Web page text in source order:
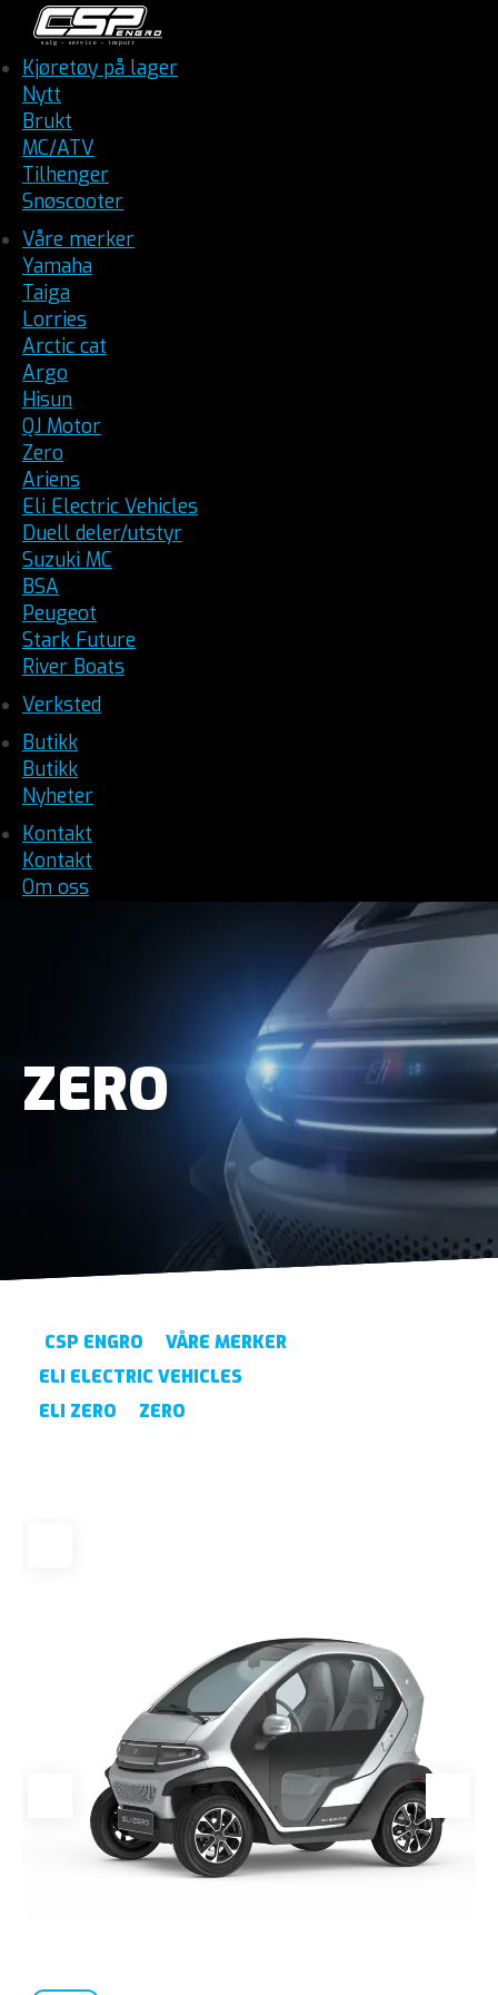
Kjøretøy på lager
Nytt
Brukt
MC/ATV
Tilhenger
Snøscooter
Våre merker
Yamaha
Taiga
Lorries
Arctic cat
Argo
Hisun
QJ Motor
Zero
Ariens
Eli Electric Vehicles
Duell deler/utstyr
Suzuki MC
BSA
Peugeot
Stark Future
River Boats
Verksted
Butikk
Butikk
Nyheter
Kontakt
Kontakt
Om oss
ZERO
CSP ENGRO
VÅRE MERKER
ELI ELECTRIC VEHICLES
ELI ZERO
ZERO